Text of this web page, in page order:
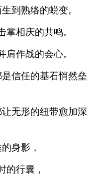
到熟络的蜕变。
掌相庆的共鸣。
肩作战的会心。
信任的基石悄然垒
无形的纽带愈加深
身影，
的行囊，